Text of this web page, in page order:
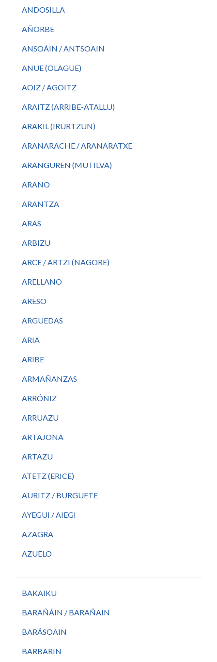
ANDOSILLA
AÑORBE
ANSOÁIN / ANTSOAIN
ANUE (OLAGUE)
AOIZ / AGOITZ
ARAITZ (ARRIBE-ATALLU)
ARAKIL (IRURTZUN)
ARANARACHE / ARANARATXE
ARANGUREN (MUTILVA)
ARANO
ARANTZA
ARAS
ARBIZU
ARCE / ARTZI (NAGORE)
ARELLANO
ARESO
ARGUEDAS
ARIA
ARIBE
ARMAÑANZAS
ARRÓNIZ
ARRUAZU
ARTAJONA
ARTAZU
ATETZ (ERICE)
AURITZ / BURGUETE
AYEGUI / AIEGI
AZAGRA
AZUELO
BAKAIKU
BARAÑÁIN / BARAÑAIN
BARÁSOAIN
BARBARIN